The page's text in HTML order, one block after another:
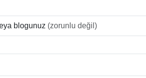
blogunuz (zorunlu değil)